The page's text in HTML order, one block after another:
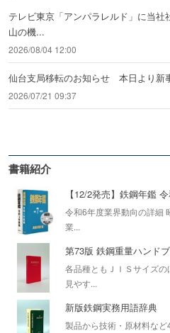
テレビ東京「アンパラレルド」に当
山の機...
2026/08/04 12:00
仙台支局移転のお知らせ 本日より新
2026/07/21 09:37
書籍紹介
【12/2発売】鉄鋼年鑑
令和6年度業界動向の詳細
業...
第73版 鉄鋼重量ハンド
各品種ともＪＩＳサイズ
見やす...
新版鉄鋼実務用語辞典
製品から技術・原材料など